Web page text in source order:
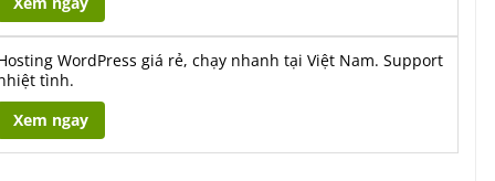
WordPress giá rẻ, chạy nhanh tại Việt Nam. Support
tình.
Xem ngay